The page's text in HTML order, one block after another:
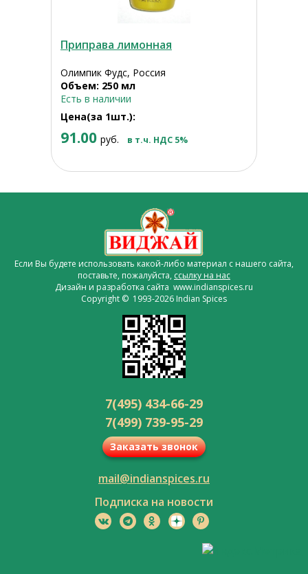
Приправа лимонная
Олимпик Фудс, Россия
Объем: 250 мл
Есть в наличии
Цена(за 1шт.):
91.00 руб. в т.ч. НДС 5%
Если Вы будете использовать какой-либо материал с нашего сайта,
поставьте, пожалуйста, ссылку на нас
Дизайн и разработка сайта www.indianspices.ru
Copyright © 1993-2026 Indian Spices
7(495) 434-66-29
7(499) 739-95-29
Заказать звонок
mail@indianspices.ru
Подписка на новости